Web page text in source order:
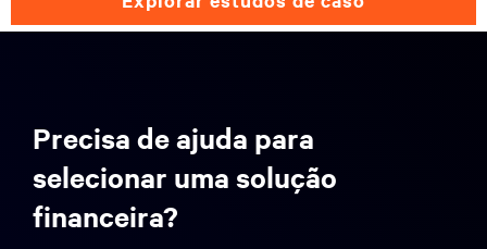
Precisa de ajuda para
selecionar uma solução
financeira?